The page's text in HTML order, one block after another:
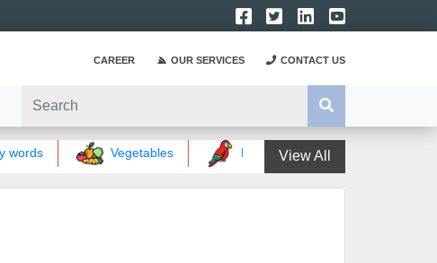
CAREER OUR SERVICES CONTACT US
Vegetables Birds wordsView All